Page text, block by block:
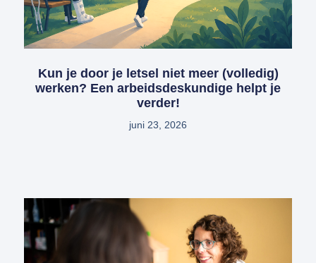
Kun je door je letsel niet meer (volledig)
werken? Een arbeidsdeskundige helpt je
verder!
juni 23, 2026